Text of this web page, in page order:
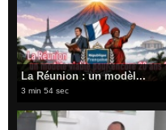
La Réunion : un modèl...
3 min 54 sec